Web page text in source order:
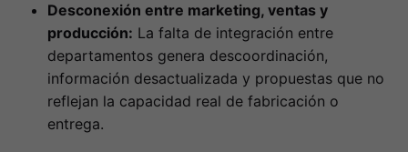
Desconexión entre marketing, ventas y
producción: La falta de integración entre
departamentos genera descoordinación,
información desactualizada y propuestas que no
reflejan la capacidad real de fabricación o
entrega.